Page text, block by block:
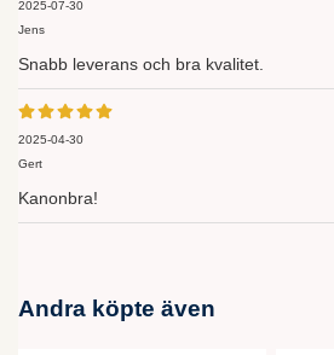
2025-07-30
Jens
Snabb leverans och bra kvalitet.
2025-04-30
Gert
Kanonbra!
Andra köpte även